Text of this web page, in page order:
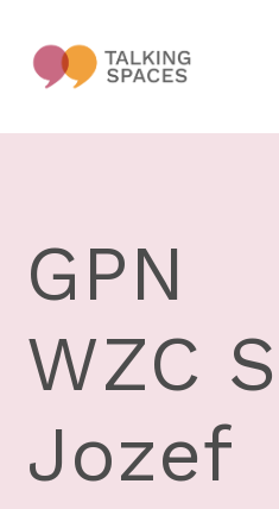
GPN
WZC
Jozef​